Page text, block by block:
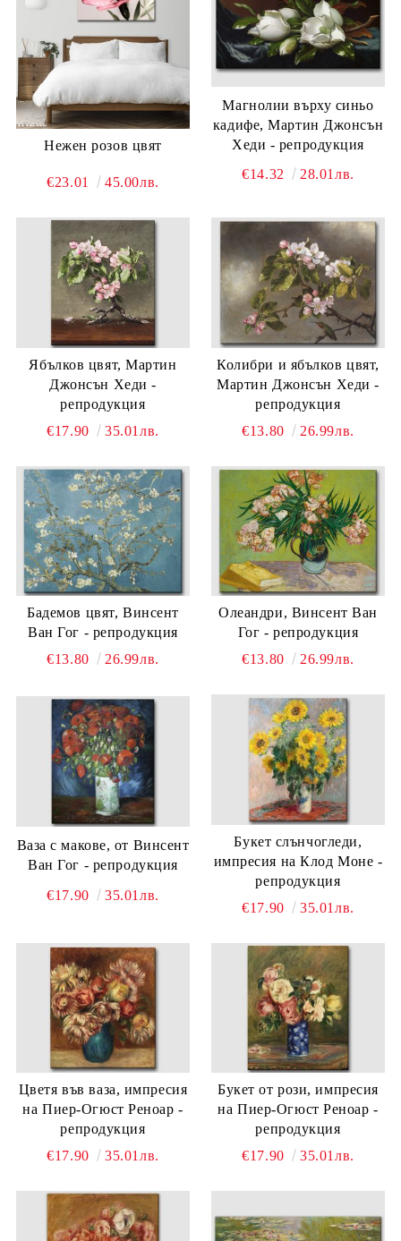
Нежен розов цвят
€23.01 45.00лв.
Магнолии върху синьо
кадифе, Мартин Джонсън
Хеди - репродукция
€14.32
28.01лв.
Ябълков цвят, Мартин
Джонсън Хеди -
репродукция
€17.90
35.01лв.
Колибри и ябълков цвят,
Мартин Джонсън Хеди -
репродукция
€13.80
26.99лв.
Бадемов цвят, Винсент
Ван Гог - репродукция
€13.80
26.99лв.
Олеандри, Винсент Ван
Гог - репродукция
€13.80
26.99лв.
Ваза с макове, от Винсент
Ван Гог - репродукция
€17.90 35.01лв.
Букет слънчогледи,
импресия на Клод Моне -
репродукция
€17.90
35.01лв.
Цветя във ваза, импресия
на Пиер-Огюст Реноар -
репродукция
€17.90
35.01лв.
Букет от рози, импресия
на Пиер-Огюст Реноар -
репродукция
€17.90
35.01лв.